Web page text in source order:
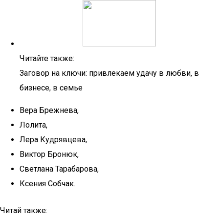
Читайте также:
Заговор на ключи: привлекаем удачу в любви, в
бизнесе, в семье
Вера Брежнева,
Лолита,
Лера Кудрявцева,
Виктор Бронюк,
Светлана Тарабарова,
Ксения Собчак.
Читай также: